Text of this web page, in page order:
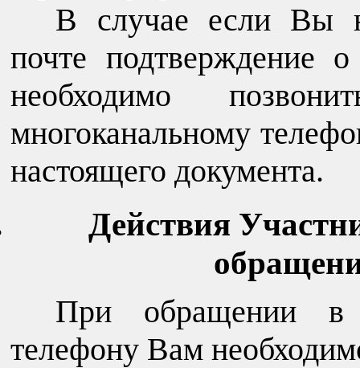
В случае если Вы
почте подтверждение
необходимо
многоканальному
настоящего документа.
Действия
При обращении в
телефону Вам